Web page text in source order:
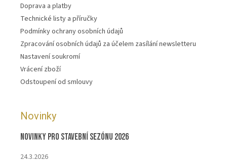
Doprava a platby
Technické listy a příručky
Podmínky ochrany osobních údajů
Zpracování osobních údajů za účelem zasílání newsletteru
Nastavení soukromí
Vrácení zboží
Odstoupení od smlouvy
Novinky
Novinky pro stavební sezónu 2026
24.3.2026